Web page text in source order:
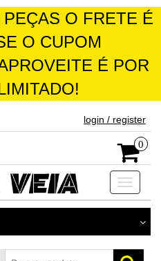
O FRETE É
O CUPOM
É POR
login / register
0
Toggle